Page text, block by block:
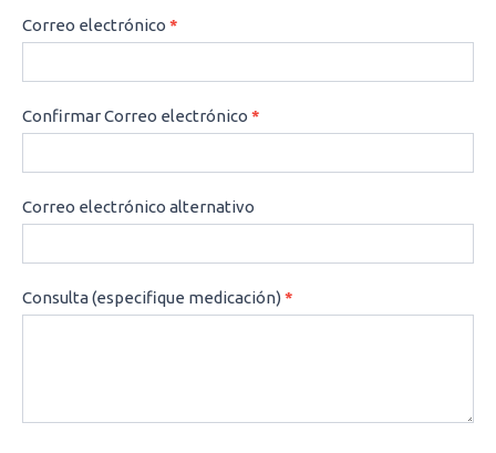
Correo electrónico *
Confirmar Correo electrónico *
Correo electrónico alternativo
Consulta (especifique medicación)*